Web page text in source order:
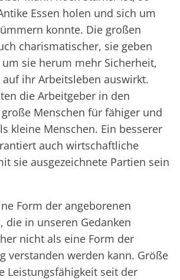
Essen holen und sich um
konnte. Die großen
charismatischer, sie geben
sie herum mehr Sicherheit,
ihr Arbeitsleben auswirkt.
die Arbeitgeber in den
Menschen für fähiger und
kleine Menschen. Ein besserer
auch wirtschaftliche
sie ausgezeichnete Partien sein
Form der angeborenen
die in unseren Gedanken
nicht als eine Form der
verstanden werden kann. Größe
Leistungsfähigkeit seit der